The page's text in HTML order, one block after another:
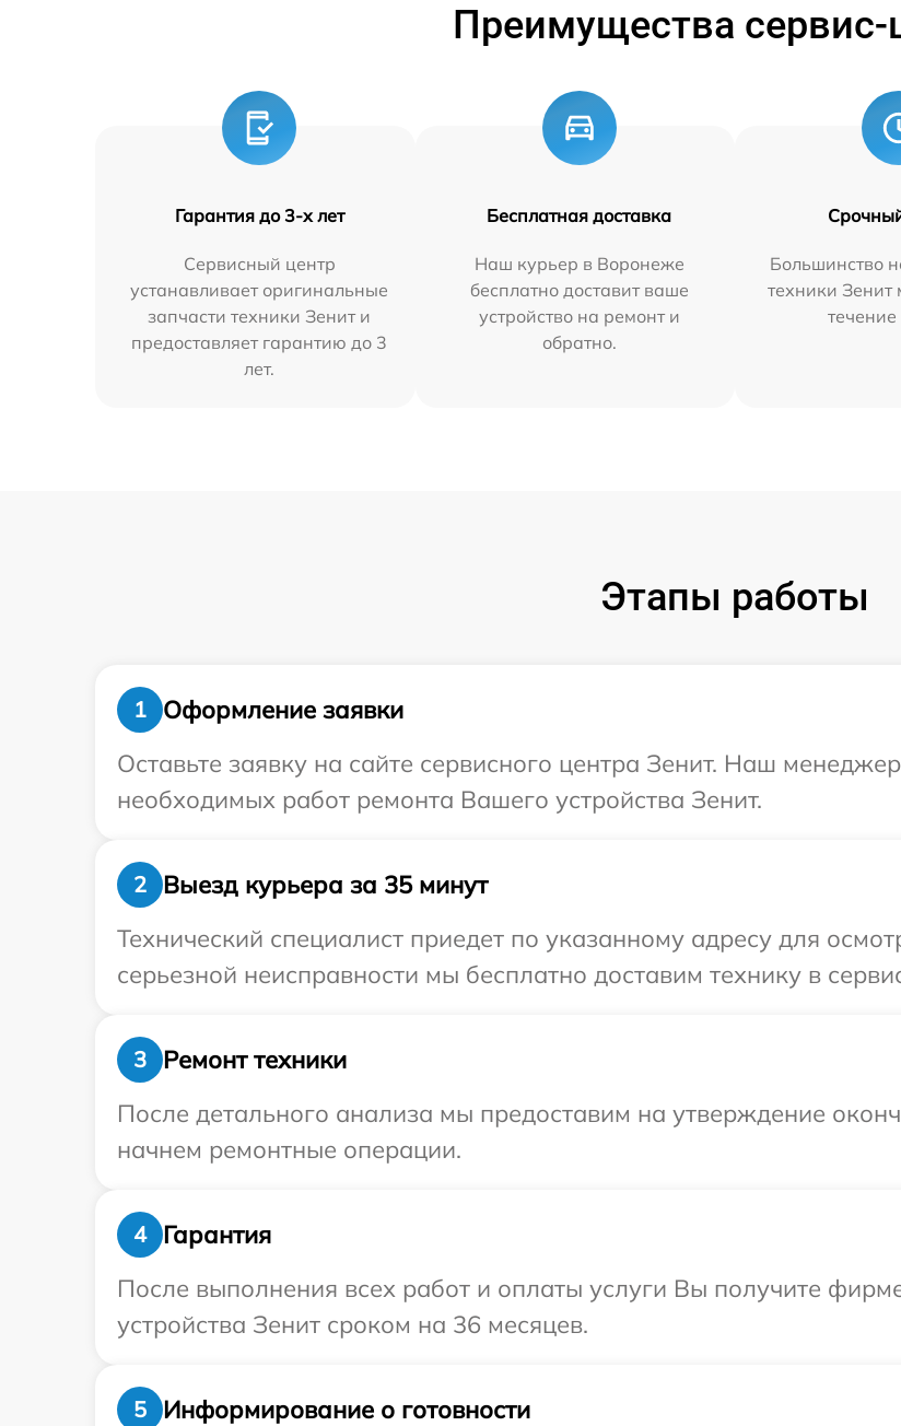
Преимущества сервис-
Гарантия до 3-х лет
Сервисный центр
устанавливает оригинальные
запчасти техники Зенит и
предоставляет гарантию до 3
лет.
Бесплатная доставка
Наш курьер в Воронеже
бесплатно доставит ваше
устройство на ремонт и
обратно.
Большинство
техники Зенит
течение
Этапы работы
1
Оформление заявки
Оставьте заявку на сайте сервисного центра Зенит. Наш
необходимых работ ремонта Вашего устройства Зенит.
2
Выезд курьера за 35 минут
Технический специалист приедет по указанному адресу для
серьезной неисправности мы бесплатно доставим технику в
3
Ремонт техники
После детального анализа мы предоставим на утверждение
начнем ремонтные операции.
4
Гарантия
После выполнения всех работ и оплаты услуги Вы получите
устройства Зенит сроком на 36 месяцев.
5
Информирование о готовности